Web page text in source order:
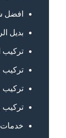
افضل
بديل
تركيب
تركيب
تركيب
تركيب
خدمات